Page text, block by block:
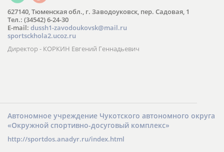
627140, Тюменская обл., г. Заводоуковск, пер. Садовая, 1
Тел.: (34542) 6-24-30
​E-mail: dussh1-zavodoukovsk@mail.ru
sportsckhola2.ucoz.ru
Директор - КОРКИН Евгений Геннадьевич
Автономное учреждение Чукотского автономного округа
«Окружной спортивно-досуговый комплекс»
http://sportdos.anadyr.ru/index.html